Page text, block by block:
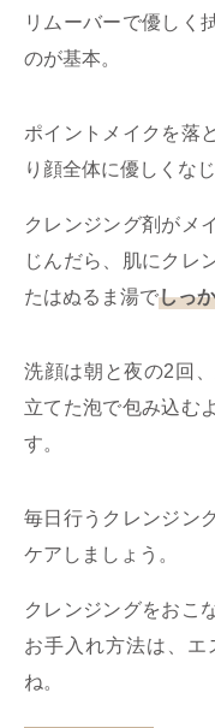
リムーバーで優しく
のが基本。
ポイントメイクを落
り顔全体に優しくな
クレンジング剤がメ
じんだら、肌にクレ
たはぬるま湯でしっ
洗顔は朝と夜の2回
立てた泡で包み込む
す。
毎日行うクレンジン
ケアしましょう。
クレンジングをおこ
お手入れ方法は、
ね。